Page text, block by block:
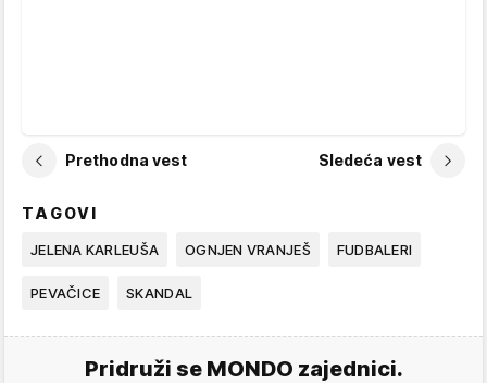
Prethodna vest Sledeća vest
TAGOVI
JELENA KARLEUŠA OGNJEN VRANJEŠ FUDBALERI
PEVAČICE SKANDAL
Pridruži se MONDO zajednici.